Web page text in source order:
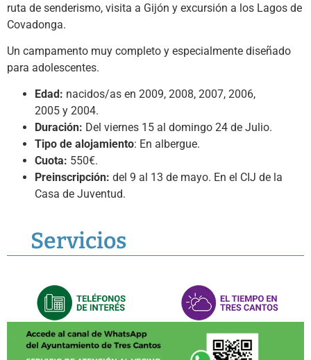
ruta de senderismo, visita a Gijón y excursión a los Lagos de
Covadonga.
Un campamento muy completo y especialmente diseñado
para adolescentes.
Edad: nacidos/as en 2009, 2008, 2007, 2006,
2005 y 2004.
Duración: Del viernes 15 al domingo 24 de Julio.
Tipo de alojamiento: En albergue.
Cuota: 550€.
Preinscripción: del 9 al 13 de mayo. En el CIJ de la
Casa de Juventud.
Servicios